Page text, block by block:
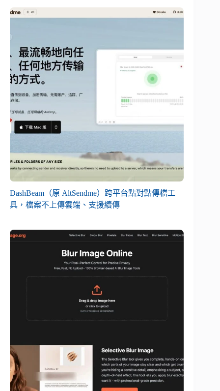
DashBeam（原 AltSendme）跨平台點對點傳檔工
具，檔案不上傳雲端、支援續傳